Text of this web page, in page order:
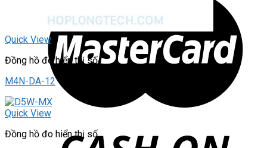
Quick View
Đồng hồ đo hiển thị số
M4N-DA-12
Quick View
Đồng hồ đo hiển thị số